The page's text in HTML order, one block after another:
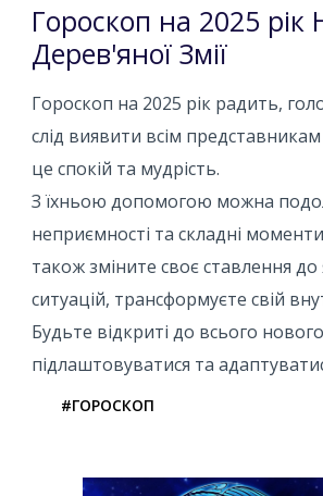
Гороскоп на 2025 рік
Дерев'яної Змії
Гороскоп на 2025 рік радить,
слід виявити всім представникам
це спокій та мудрість.
З їхньою допомогою можна
неприємності та складні
також зміните своє ставлення до
ситуацій, трансформуєте свій
Будьте відкриті до всього
підлаштовуватися та
#ГОРОСКОП